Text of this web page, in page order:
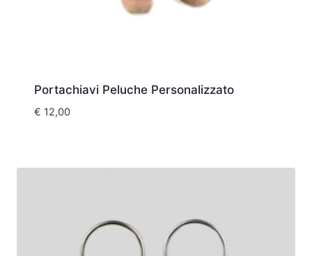
Portachiavi Peluche Personalizzato
€ 12,00